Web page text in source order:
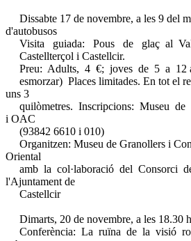
Dissabte 17 de novembre, a les 9 del
d'autobusos
Visita guiada: Pous de glaç al
Castellterçol i Castellcir.
Preu: Adults, 4 €; joves de 5 a 12
esmorzar) Places limitades. En tot el
uns 3
quilòmetres. Inscripcions: Museu de
i OAC
(93842 6610 i 010)
Organitzen: Museu de Granollers i
Oriental
amb la col·laboració del Consorci
l'Ajuntament de
Castellcir
Dimarts, 20 de novembre, a les 18.30 h
Conferència: La ruïna de la visió